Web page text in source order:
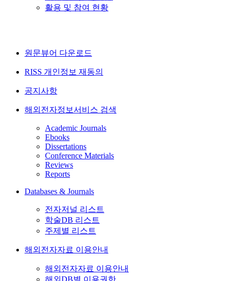
활용 및 참여 현황
원문뷰어 다운로드
RISS 개인정보 재동의
공지사항
해외전자정보서비스 검색
Academic Journals
Ebooks
Dissertations
Conference Materials
Reviews
Reports
Databases & Journals
전자저널 리스트
학술DB 리스트
주제별 리스트
해외전자자료 이용안내
해외전자자료 이용안내
해외DB별 이용권한